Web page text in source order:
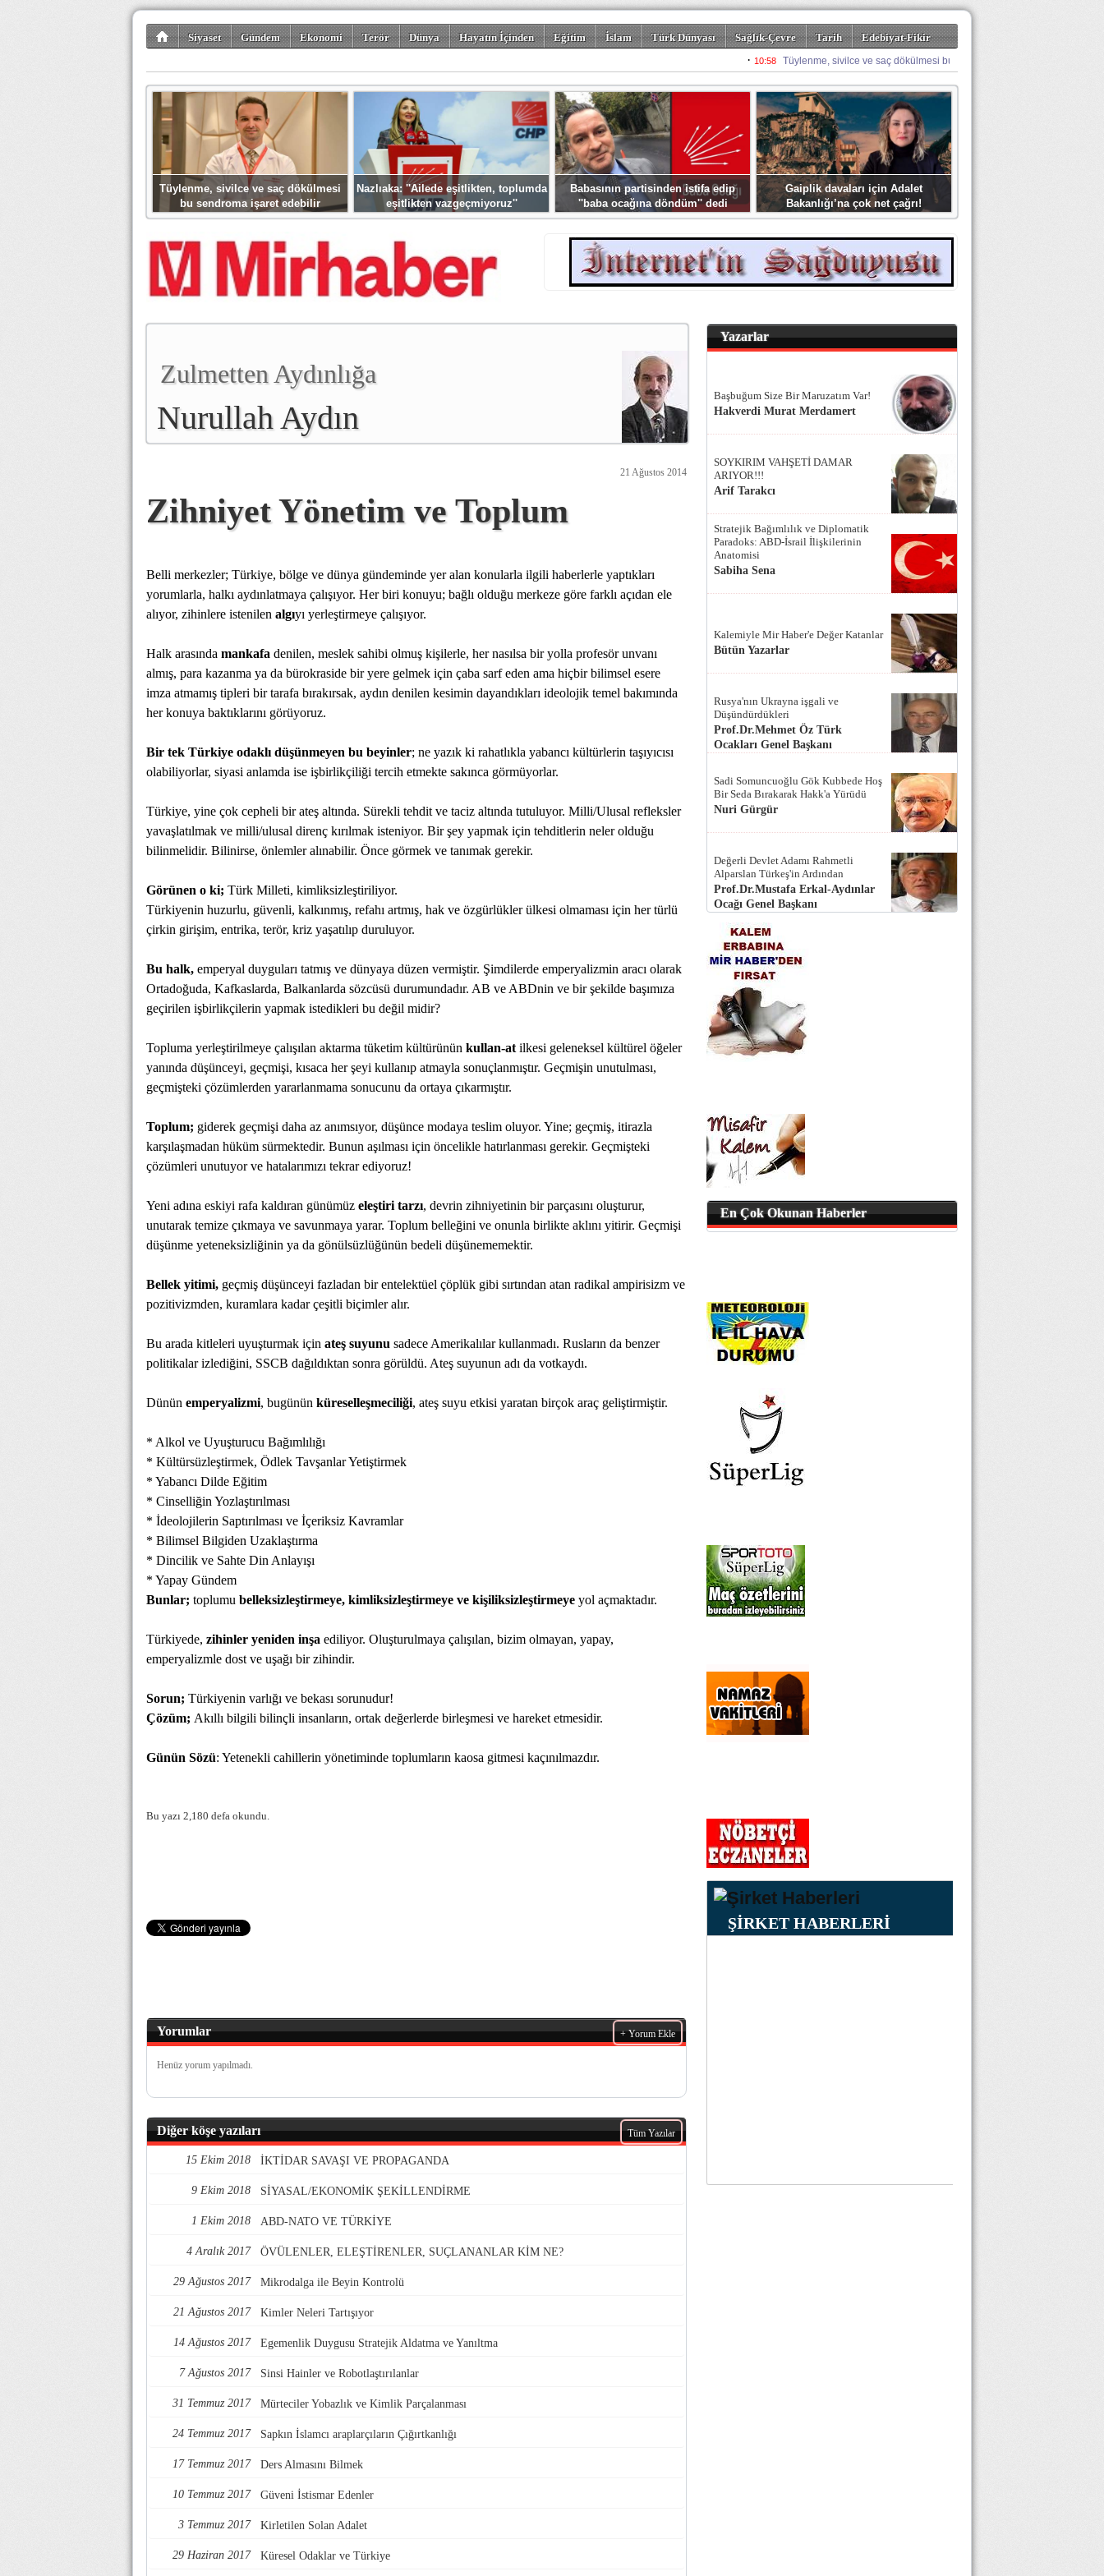
Siyaset Gündem Ekonomi Terör Dünya Hayatın İçinden Eğitim İslam Türk Dünyası Sağlık-Çevre Tarih
Edebiyat-Fikir
Tüylenme, sivilce ve saç dökülmesi
bu sendroma işaret edebilir
Nazlıaka: ''Ailede eşitlikten, toplumda
eşitlikten vazgeçmiyoruz''
Babasının partisinden istifa edip
''baba ocağına döndüm'' dedi
Gaiplik davaları için Adalet
Bakanlığı’na çok net çağrı!
Zulmetten Aydınlığa
Nurullah Aydın
21 Ağustos 2014
Zihniyet Yönetim ve Toplum
Belli merkezler; Türkiye, bölge ve dünya gündeminde yer alan konularla ilgili haberlerle yaptıkları
yorumlarla, halkı aydınlatmaya çalışıyor. Her biri konuyu; bağlı olduğu merkeze göre farklı açıdan ele
alıyor, zihinlere istenilen algıyı yerleştirmeye çalışıyor.
Halk arasında mankafa denilen, meslek sahibi olmuş kişilerle, her nasılsa bir yolla profesör unvanı
almış, para kazanma ya da bürokraside bir yere gelmek için çaba sarf eden ama hiçbir bilimsel esere
imza atmamış tipleri bir tarafa bırakırsak, aydın denilen kesimin dayandıkları ideolojik temel bakımında
her konuya baktıklarını görüyoruz.
Bir tek Türkiye odaklı düşünmeyen bu beyinler; ne yazık ki rahatlıkla yabancı kültürlerin taşıyıcısı
olabiliyorlar, siyasi anlamda ise işbirlikçiliği tercih etmekte sakınca görmüyorlar.
Türkiye, yine çok cepheli bir ateş altında. Sürekli tehdit ve taciz altında tutuluyor. Milli/Ulusal refleksler
yavaşlatılmak ve milli/ulusal direnç kırılmak isteniyor. Bir şey yapmak için tehditlerin neler olduğu
bilinmelidir. Bilinirse, önlemler alınabilir. Önce görmek ve tanımak gerekir.
Görünen o ki; Türk Milleti, kimliksizleştiriliyor.
Türkiyenin huzurlu, güvenli, kalkınmış, refahı artmış, hak ve özgürlükler ülkesi olmaması için her türlü
çirkin girişim, entrika, terör, kriz yaşatılıp duruluyor.
Bu halk, emperyal duyguları tatmış ve dünyaya düzen vermiştir. Şimdilerde emperyalizmin aracı olarak
Ortadoğuda, Kafkaslarda, Balkanlarda sözcüsü durumundadır. AB ve ABDnin ve bir şekilde başımıza
geçirilen işbirlikçilerin yapmak istedikleri bu değil midir?
Topluma yerleştirilmeye çalışılan aktarma tüketim kültürünün kullan-at ilkesi geleneksel kültürel öğeler
yanında düşünceyi, geçmişi, kısaca her şeyi kullanıp atmayla sonuçlanmıştır. Geçmişin unutulması,
geçmişteki çözümlerden yararlanmama sonucunu da ortaya çıkarmıştır.
Toplum; giderek geçmişi daha az anımsıyor, düşünce modaya teslim oluyor. Yine; geçmiş, itirazla
karşılaşmadan hüküm sürmektedir. Bunun aşılması için öncelikle hatırlanması gerekir. Geçmişteki
çözümleri unutuyor ve hatalarımızı tekrar ediyoruz!
Yeni adına eskiyi rafa kaldıran günümüz eleştiri tarzı, devrin zihniyetinin bir parçasını oluşturur,
unutarak temize çıkmaya ve savunmaya yarar. Toplum belleğini ve onunla birlikte aklını yitirir. Geçmişi
düşünme yeteneksizliğinin ya da gönülsüzlüğünün bedeli düşünememektir.
Bellek yitimi, geçmiş düşünceyi fazladan bir entelektüel çöplük gibi sırtından atan radikal ampirisizm ve
pozitivizmden, kuramlara kadar çeşitli biçimler alır.
Bu arada kitleleri uyuşturmak için ateş suyunu sadece Amerikalılar kullanmadı. Rusların da benzer
politikalar izlediğini, SSCB dağıldıktan sonra görüldü. Ateş suyunun adı da votkaydı.
Dünün emperyalizmi, bugünün küreselleşmeciliği, ateş suyu etkisi yaratan birçok araç geliştirmiştir.
* Alkol ve Uyuşturucu Bağımlılığı
* Kültürsüzleştirmek, Ödlek Tavşanlar Yetiştirmek
* Yabancı Dilde Eğitim
* Cinselliğin Yozlaştırılması
* İdeolojilerin Saptırılması ve İçeriksiz Kavramlar
* Bilimsel Bilgiden Uzaklaştırma
* Dincilik ve Sahte Din Anlayışı
* Yapay Gündem
Bunlar; toplumu belleksizleştirmeye, kimliksizleştirmeye ve kişiliksizleştirmeye yol açmaktadır.
Türkiyede, zihinler yeniden inşa ediliyor. Oluşturulmaya çalışılan, bizim olmayan, yapay,
emperyalizmle dost ve uşağı bir zihindir.
Sorun; Türkiyenin varlığı ve bekası sorunudur!
Çözüm; Akıllı bilgili bilinçli insanların, ortak değerlerde birleşmesi ve hareket etmesidir.
Günün Sözü: Yetenekli cahillerin yönetiminde toplumların kaosa gitmesi kaçınılmazdır.
Bu yazı 2,180 defa okundu.
Yorumlar + Yorum Ekle
Henüz yorum yapılmadı.
Diğer köşe yazıları Tüm Yazılar
15 Ekim 2018 İKTİDAR SAVAŞI VE PROPAGANDA
9 Ekim 2018 SİYASAL/EKONOMİK ŞEKİLLENDİRME
1 Ekim 2018 ABD-NATO VE TÜRKİYE
4 Aralık 2017 ÖVÜLENLER, ELEŞTİRENLER, SUÇLANANLAR KİM NE?
29 Ağustos 2017 Mikrodalga ile Beyin Kontrolü
21 Ağustos 2017 Kimler Neleri Tartışıyor
14 Ağustos 2017 Egemenlik Duygusu Stratejik Aldatma ve Yanıltma
7 Ağustos 2017 Sinsi Hainler ve Robotlaştırılanlar
31 Temmuz 2017 Mürteciler Yobazlık ve Kimlik Parçalanması
24 Temmuz 2017 Sapkın İslamcı araplarçıların Çığırtkanlığı
17 Temmuz 2017 Ders Almasını Bilmek
10 Temmuz 2017 Güveni İstismar Edenler
3 Temmuz 2017 Kirletilen Solan Adalet
29 Haziran 2017 Küresel Odaklar ve Türkiye
Yazarlar
Başbuğum Size Bir Maruzatım Var!
Hakverdi Murat Merdamert
SOYKIRIM VAHŞETİ DAMAR
ARIYOR!!!
Arif Tarakcı
Stratejik Bağımlılık ve Diplomatik
Paradoks: ABD-İsrail İlişkilerinin
Anatomisi
Sabiha Sena
Kalemiyle Mir Haber'e Değer Katanlar
Bütün Yazarlar
Rusya'nın Ukrayna işgali ve
Düşündürdükleri
Prof.Dr.Mehmet Öz Türk
Ocakları Genel Başkanı
Sadi Somuncuoğlu Gök Kubbede Hoş
Bir Seda Bırakarak Hakk'a Yürüdü
Nuri Gürgür
Değerli Devlet Adamı Rahmetli
Alparslan Türkeş'in Ardından
Prof.Dr.Mustafa Erkal-Aydınlar
Ocağı Genel Başkanı
En Çok Okunan Haberler
ŞİRKET HABERLERİ